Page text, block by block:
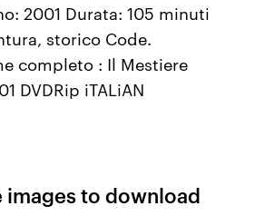
2001 Durata: 105 minuti
storico Code.
completo : Il Mestiere
DVDRip iTALiAN
to download